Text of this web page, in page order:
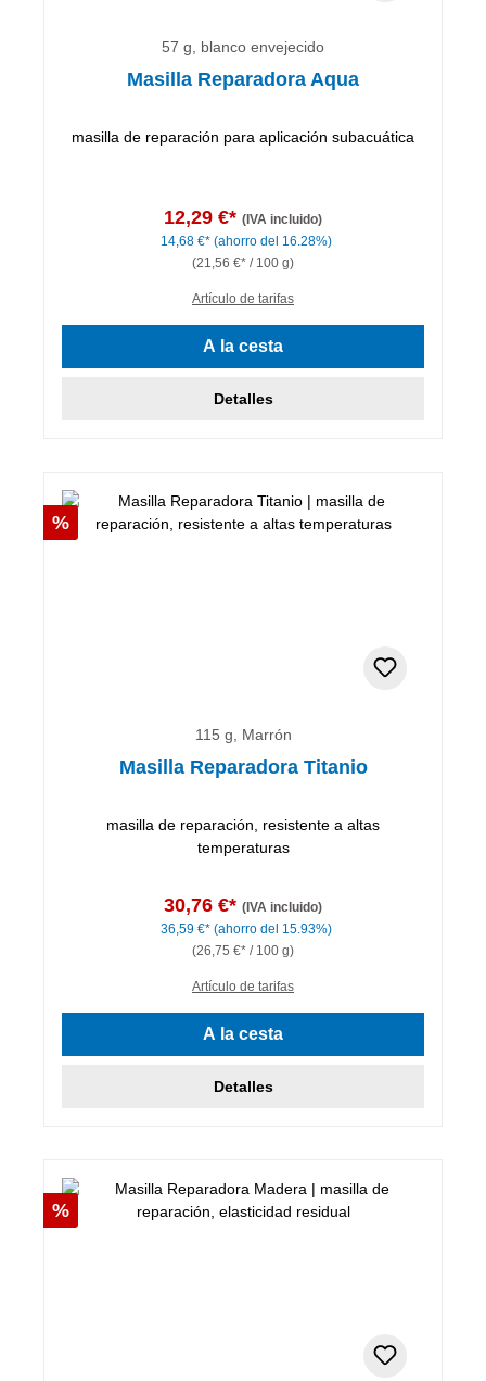
57 g, blanco envejecido
Masilla Reparadora Aqua
masilla de reparación para aplicación subacuática
12,29 €* (IVA incluido)
14,68 €* (ahorro del 16.28%)
(21,56 €* / 100 g)
Artículo de tarifas
A la cesta
Detalles
Descuento
%
115 g, Marrón
Masilla Reparadora Titanio
masilla de reparación, resistente a altas
temperaturas
30,76 €* (IVA incluido)
36,59 €* (ahorro del 15.93%)
(26,75 €* / 100 g)
Artículo de tarifas
A la cesta
Detalles
Descuento
%